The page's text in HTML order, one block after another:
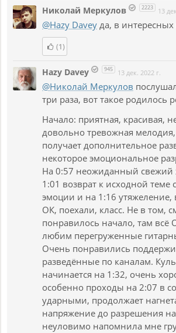
Николай Меркулов 2223 13
@Hazy Davey да, в интересных
(1)
Hazy Davey 945 13 дек. 2022 г.
@Николай Меркулов
три раза, вот такое родилось
Начало: приятная, красивая,
довольно тревожная мелодия,
получает дополнительное
некоторое эмоциональное
На 0:57 неожиданный свежий
1:01 возврат к исходной теме
эмоции и на 1:16 утяжеление,
ОК, поехали, класс. Не в том,
понравилось начало, там
любим перегруженные
Очень понравились
разведённые по каналам.
начинается на 1:32, очень
особенно проходы на 2:07 в
ударными, продолжает
напряжение до разрешения на
неуловимо напомнила мне